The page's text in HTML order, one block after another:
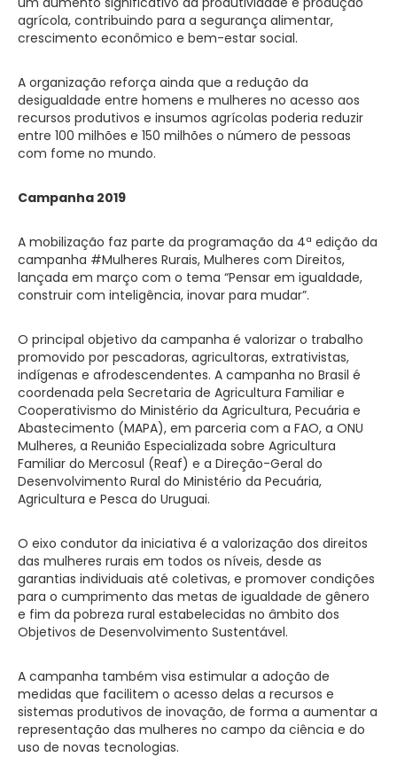
agrícola, contribuindo para a segurança alimentar,
crescimento econômico e bem-estar social.
A organização reforça ainda que a redução da
desigualdade entre homens e mulheres no acesso aos
recursos produtivos e insumos agrícolas poderia reduzir
entre 100 milhões e 150 milhões o número de pessoas
com fome no mundo.
Campanha 2019
A mobilização faz parte da programação da 4ª edição da
campanha #Mulheres Rurais, Mulheres com Direitos,
lançada em março com o tema “Pensar em igualdade,
construir com inteligência, inovar para mudar”.
O principal objetivo da campanha é valorizar o trabalho
promovido por pescadoras, agricultoras, extrativistas,
indígenas e afrodescendentes. A campanha no Brasil é
coordenada pela Secretaria de Agricultura Familiar e
Cooperativismo do Ministério da Agricultura, Pecuária e
Abastecimento (MAPA), em parceria com a FAO, a ONU
Mulheres, a Reunião Especializada sobre Agricultura
Familiar do Mercosul (Reaf) e a Direção-Geral do
Desenvolvimento Rural do Ministério da Pecuária,
Agricultura e Pesca do Uruguai.
O eixo condutor da iniciativa é a valorização dos direitos
das mulheres rurais em todos os níveis, desde as
garantias individuais até coletivas, e promover condições
para o cumprimento das metas de igualdade de gênero
e fim da pobreza rural estabelecidas no âmbito dos
Objetivos de Desenvolvimento Sustentável.
A campanha também visa estimular a adoção de
medidas que facilitem o acesso delas a recursos e
sistemas produtivos de inovação, de forma a aumentar a
representação das mulheres no campo da ciência e do
uso de novas tecnologias.